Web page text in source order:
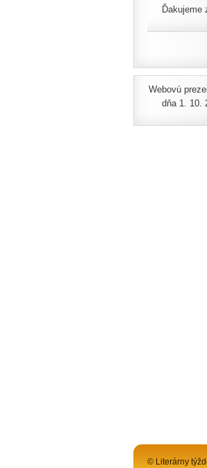
Ďakujeme
Webovú
dňa 1. 10.
© Literárny